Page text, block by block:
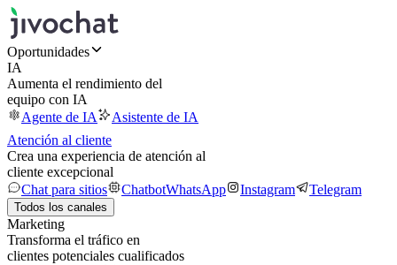
Oportunidades
IA
Aumenta el rendimiento del
equipo con IA
Agente de IA
Asistente de IA
Atención al cliente
Crea una experiencia de atención al
cliente excepcional
Chat para sitios
ChatbotWhatsApp Instagram Telegram
Todos los canales
Marketing
Transforma el tráfico en
clientes potenciales cualificados